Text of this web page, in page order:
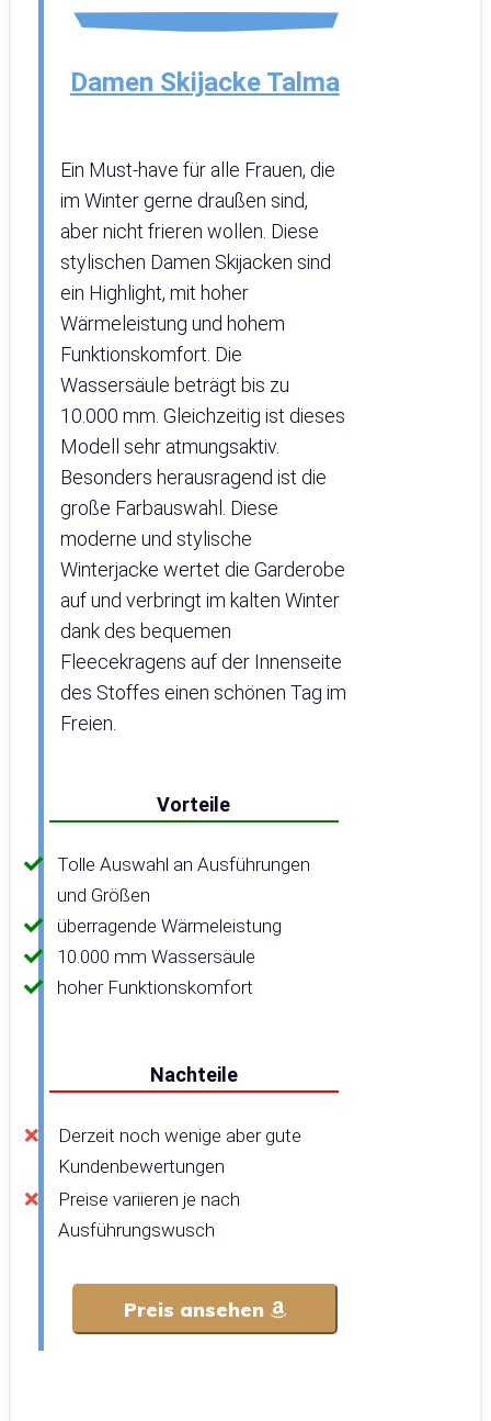
Damen Skijacke Talma
Ein Must-have für alle Frauen, die
im Winter gerne draußen sind,
aber nicht frieren wollen. Diese
stylischen Damen Skijacken sind
ein Highlight, mit hoher
Wärmeleistung und hohem
Funktionskomfort. Die
Wassersäule beträgt bis zu
10.000 mm. Gleichzeitig ist dieses
Modell sehr atmungsaktiv.
Besonders herausragend ist die
große Farbauswahl. Diese
moderne und stylische
Winterjacke wertet die Garderobe
auf und verbringt im kalten Winter
dank des bequemen
Fleecekragens auf der Innenseite
des Stoffes einen schönen Tag im
Freien.
Vorteile
Tolle Auswahl an Ausführungen
und Größen
überragende Wärmeleistung
10.000 mm Wassersäule
hoher Funktionskomfort
Nachteile
Derzeit noch wenige aber gute
Kundenbewertungen
Preise variieren je nach
Ausführungswusch
Preis ansehen